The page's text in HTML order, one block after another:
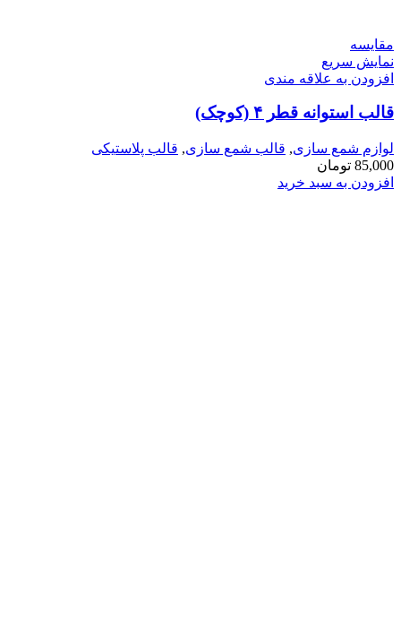
مقايسه
نمایش سریع
افزودن به علاقه مندی
قالب استوانه قطر ۴ (کوچک)
لوازم شمع سازی, قالب شمع سازی, قالب پلاستیکی
85,000 تومان
افزودن به سبد خرید